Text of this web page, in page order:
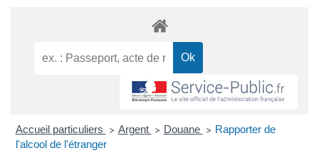
Accueil particuliers > Argent > Douane > Rapporter de
l'alcool de l'étranger